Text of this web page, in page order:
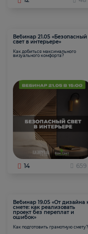
Вебинар 21.05 «Безопасный
свет в интерьере»
Как добиться максимального
визуального комфорта?
14 659
Вебинар 19.05 «От дизайна
смете: как реализовать
проект без переплат и
ошибок»
Как подготовить грамотную смету?